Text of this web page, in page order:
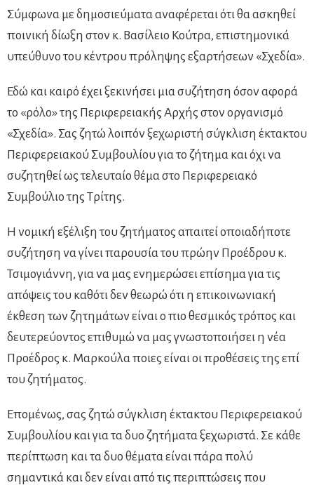
Σύμφωνα με δημοσιεύματα αναφέρεται ότι θα ασκηθεί
ποινική δίωξη στον κ. Βασίλειο Κούτρα, επιστημονικά
υπεύθυνο του κέντρου πρόληψης εξαρτήσεων «Σχεδία».
Εδώ και καιρό έχει ξεκινήσει μια συζήτηση όσον αφορά
το «ρόλο» της Περιφερειακής Αρχής στον οργανισμό
«Σχεδία». Σας ζητώ λοιπόν ξεχωριστή σύγκλιση έκτακτου
Περιφερειακού Συμβουλίου για το ζήτημα και όχι να
συζητηθεί ως τελευταίο θέμα στο Περιφερειακό
Συμβούλιο της Τρίτης.
Η νομική εξέλιξη του ζητήματος απαιτεί οποιαδήποτε
συζήτηση να γίνει παρουσία του πρώην Προέδρου κ.
Τσιμογιάννη, για να μας ενημερώσει επίσημα για τις
απόψεις του καθότι δεν θεωρώ ότι η επικοινωνιακή
έκθεση των ζητημάτων είναι ο πιο θεσμικός τρόπος και
δευτερεύοντος επιθυμώ να μας γνωστοποιήσει η νέα
Προέδρος κ. Μαρκούλα ποιες είναι οι προθέσεις της επί
του ζητήματος.
Επομένως, σας ζητώ σύγκλιση έκτακτου Περιφερειακού
Συμβουλίου και για τα δυο ζητήματα ξεχωριστά. Σε κάθε
περίπτωση και τα δυο θέματα είναι πάρα πολύ
σημαντικά και δεν είναι από τις περιπτώσεις που